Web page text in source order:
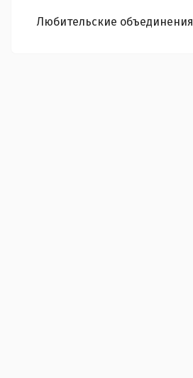
Любительские объединения